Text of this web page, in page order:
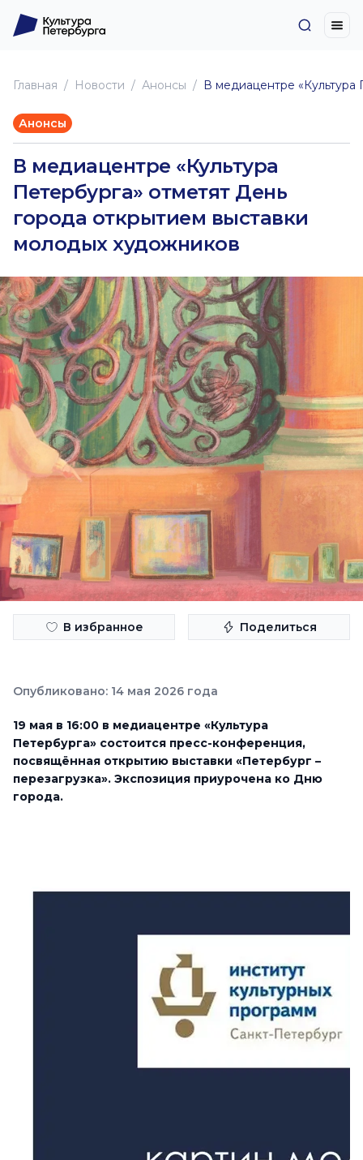
Главная Новоcти Анонсы В медиацентре
Анонсы
В медиацентре «Культура
Петербурга» отметят День
города открытием выставки
молодых художников
В избранное Поделиться
Опубликовано: 14 мая 2026 года
19 мая в 16:00 в медиацентре «Культура
Петербурга» состоится пресс-конференция,
посвящённая открытию выставки «Петербург –
перезагрузка». Экспозиция приурочена ко Дню
города.